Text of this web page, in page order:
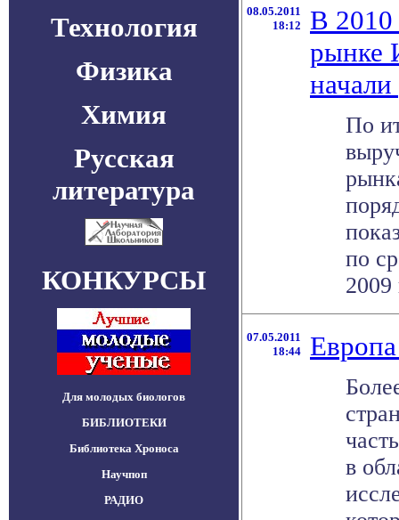
Технология
Физика
Химия
Русская
литература
КОНКУРСЫ
Для молодых биологов
БИБЛИОТЕКИ
Библиотека Хроноса
Научпоп
РАДИО
08.05.2011
18:12
В 2010
рынке
начали
По
по
2009
07.05.2011
18:44
в